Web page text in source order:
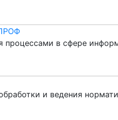
процессами в сфере
и ведения